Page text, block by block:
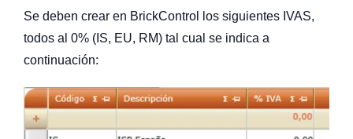
Se deben crear en BrickControl los siguientes IVAS,
todos al 0% (IS, EU, RM) tal cual se indica a
continuación: